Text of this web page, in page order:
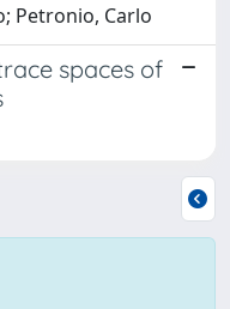
Petronio, Carlo
spaces of